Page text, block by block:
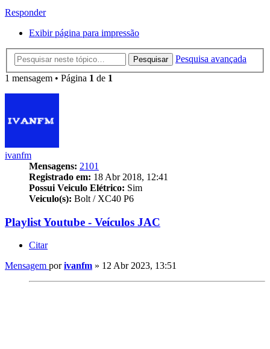
Responder
Exibir página para impressão
Pesquisar
Pesquisa avançada
1 mensagem • Página 1 de 1
ivanfm
Mensagens: 2101
Registrado em: 18 Abr 2018, 12:41
Possui Veiculo Elétrico: Sim
Veiculo(s): Bolt / XC40 P6
Playlist Youtube - Veículos JAC
Citar
Mensagem porivanfm » 12 Abr 2023, 13:51